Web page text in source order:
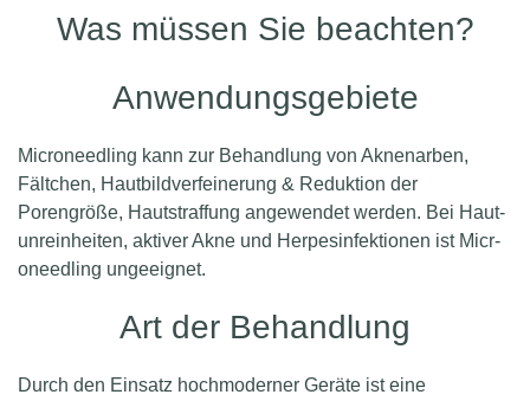
Was müssen Sie beachten?
Anwendungsgebiete
Microneedling kann zur Be­hand­lung von Aknenarben,
Fältchen, Haut­bild­verfeinerung & Re­duktion der
Porengröße, Haut­straffung angewendet werden. Bei Haut­
unreinheiten, aktiver Akne und Her­pes­infektionen ist Micr­
oneedling ungeeignet.
Art der Behandlung
Durch den Einsatz hochmoderner Geräte ist eine